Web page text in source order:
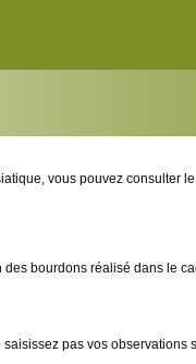
vous pouvez consulter
bourdons réalisé dans le
pas vos observations